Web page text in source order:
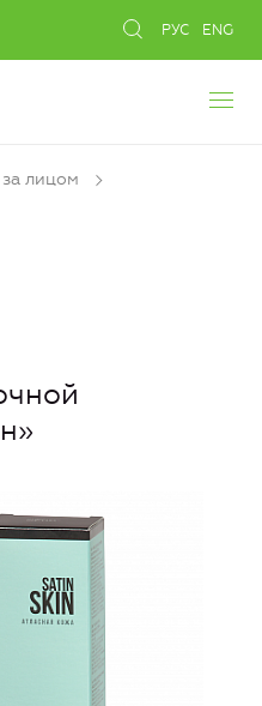
РУС ENG
лицом